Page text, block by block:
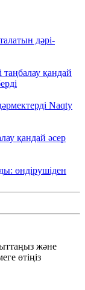
дәрі-
таңбалау қандай
Naqty
қандай әсер
өндірушіден
және
өтіңіз